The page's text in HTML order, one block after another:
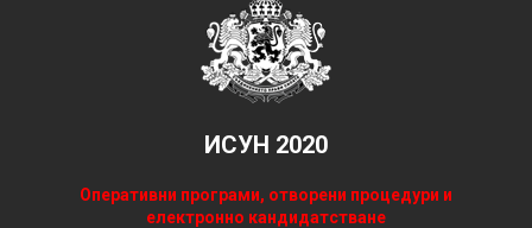
ИСУН 2020
Оперативни програми, отворени процедури и
електронно кандидатстване